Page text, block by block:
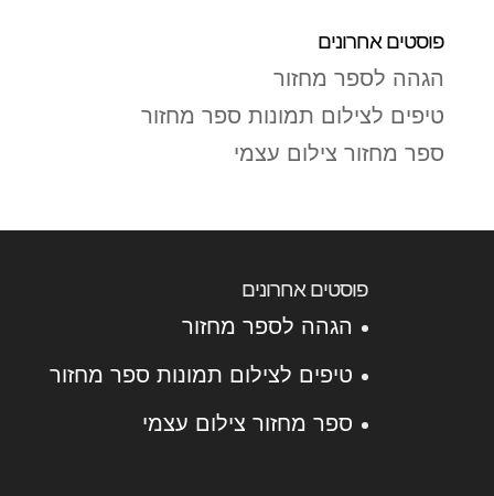
פוסטים אחרונים
הגהה לספר מחזור
טיפים לצילום תמונות ספר מחזור
ספר מחזור צילום עצמי
פוסטים אחרונים
הגהה לספר מחזור
טיפים לצילום תמונות ספר מחזור
ספר מחזור צילום עצמי